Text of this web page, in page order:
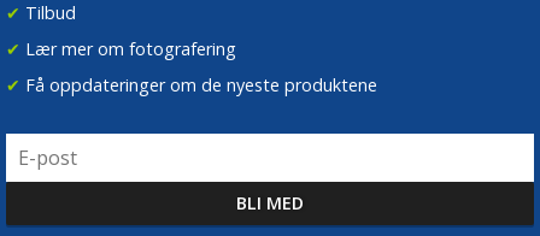
✔ Tilbud
✔ Lær mer om fotografering
✔ Få oppdateringer om de nyeste produktene